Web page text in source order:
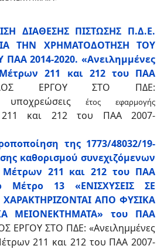
ΔΙΑΘΕΣΗΣ ΠΙΣΤΩΣΗΣ Π.Δ.Ε.
ΤΗΝ ΧΡΗΜΑΤΟΔΟΤΗΣΗ ΤΟΥ
2014-2020. «Ανειλημμένες
211 και 212 του ΠΑΑ
ΕΡΓΟΥ ΣΤΟ ΠΔΕ:
υποχρεώσειςέτος εφαρμογής
και 212 του ΠΑΑ 2007-
της 1773/48032/19-
καθορισμού συνεχιζόμενων
211 και 212 του ΠΑΑ
Μέτρο 13 «ΕΝΙΣΧΥΣΕΙΣ ΣΕ
ΑΠΟ ΦΥΣΙΚΑ
ΜΕΙΟΝΕΚΤΗΜΑΤΑ» του ΠΑΑ
ΕΡΓΟΥ ΣΤΟ ΠΔΕ: «Ανειλημμένες
211 και 212 του ΠΑΑ 2007-